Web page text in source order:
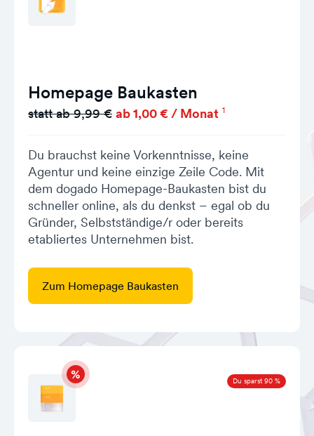
Homepage Baukasten
statt ab 9,99 € ab 1,00 € / Monat 1
Du brauchst keine Vorkenntnisse, keine
Agentur und keine einzige Zeile Code. Mit
dem dogado Homepage-Baukasten bist du
schneller online, als du denkst – egal ob du
Gründer, Selbstständige/r oder bereits
etabliertes Unternehmen bist.
Zum Homepage Baukasten
Du sparst 90 %